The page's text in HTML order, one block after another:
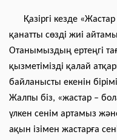
Қазіргі кезде «Жастар
қанатты сөзді жиі
Отанымыздың ертеңгі
қызметімізді қалай
байланысты екенін
Жалпы біз, «жастар –
үлкен сенім артамыз
ақын ізімен жастарға